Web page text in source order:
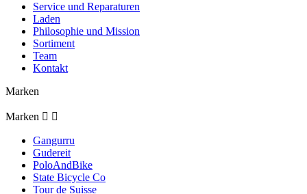
Service und Reparaturen
Laden
Philosophie und Mission
Sortiment
Team
Kontakt
Marken
Marken  
Gangurru
Gudereit
PoloAndBike
State Bicycle Co
Tour de Suisse